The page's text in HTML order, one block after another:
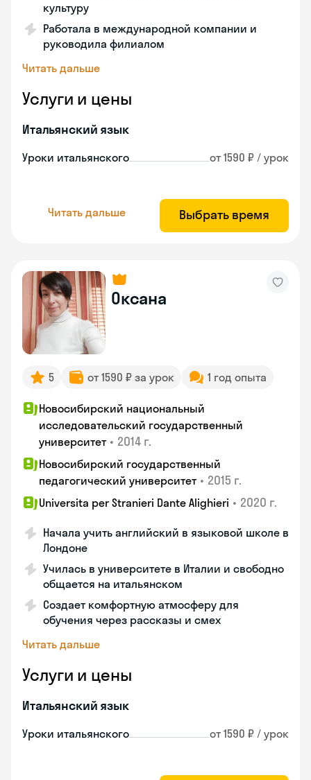
культуру
Работала в международной компании и
руководила филиалом
Читать дальше
Услуги и цены
Итальянский язык
Уроки итальянского от 1590 ₽ / урок
Читать дальше Выбрать время
Оксана
5 от 1590 ₽ за урок 1 год опыта
Новосибирский национальный
исследовательский государственный
университет • 2014 г.
Новосибирский государственный
педагогический университет • 2015 г.
Universita per Stranieri Dante Alighieri • 2020 г.
Начала учить английский в языковой школе в
Лондоне
Училась в университете в Италии и свободно
общается на итальянском
Создает комфортную атмосферу для
обучения через рассказы и смех
Читать дальше
Услуги и цены
Итальянский язык
Уроки итальянского от 1590 ₽ / урок